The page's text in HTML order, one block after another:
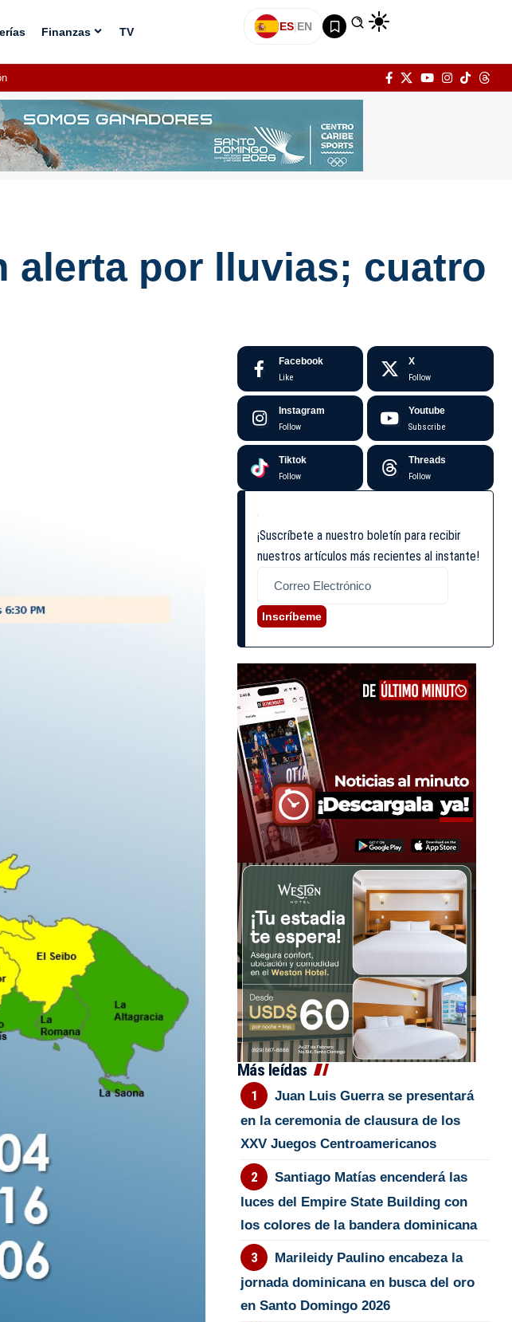
Finanzas TV ES|EN
alerta por lluvias; cuatro
Facebook
Like
X
Follow
Instagram
Follow
Youtube
Subscribe
Tiktok
Follow
Threads
Follow
¡Suscríbete a nuestro boletín para recibir
nuestros artículos más recientes al instante!
Inscríbeme
Más leídas
Juan Luis Guerra se presentará
en la ceremonia de clausura de los
XXV Juegos Centroamericanos
Santiago Matías encenderá las
luces del Empire State Building con
los colores de la bandera dominicana
Marileidy Paulino encabeza la
jornada dominicana en busca del oro
en Santo Domingo 2026